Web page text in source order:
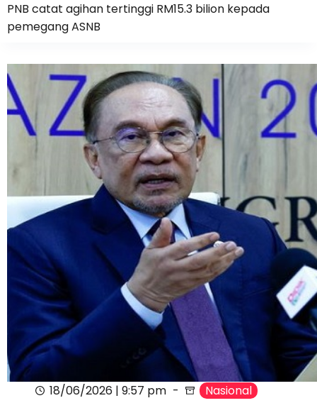
PNB catat agihan tertinggi RM15.3 bilion kepada
pemegang ASNB
18/06/2026 | 9:57 pm Nasional